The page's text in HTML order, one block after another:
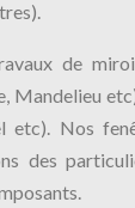
de
Mandelieu
etc). Nos
des